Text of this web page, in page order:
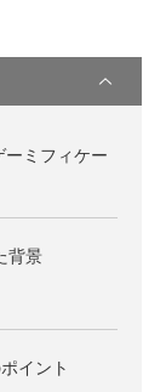
ミフィケー
背景
イント